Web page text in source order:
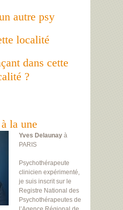
autre psy
localité
dans cette
?
la une
Yves Delaunay à
PARIS
Psychothérapeute
clinicien expérimenté,
je suis inscrit sur le
Registre National des
Psychothérapeutes de